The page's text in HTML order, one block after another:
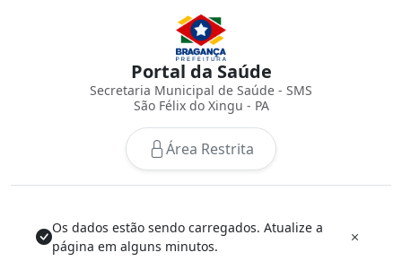
Portal da Saúde
Secretaria Municipal de Saúde - SMS
São Félix do Xingu - PA
Área Restrita
Os dados estão sendo carregados. Atualize a
página em alguns minutos.